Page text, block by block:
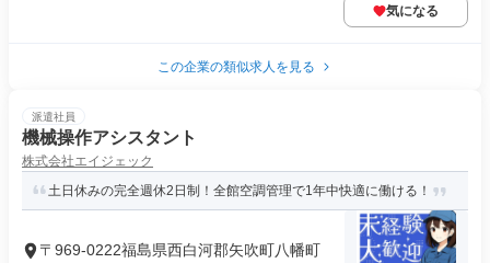
気になる
この企業の類似求人を見る
派遣社員
機械操作アシスタント
株式会社エイジェック
土日休みの完全週休2日制！全館空調管理で1年中快適に働ける！
〒969-0222福島県西白河郡矢吹町八幡町